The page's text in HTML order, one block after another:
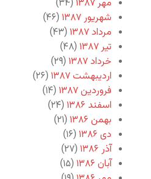
مهر ۱۳۸۷
(۳۴)
شهریور ۱۳۸۷
(۴۶)
مرداد ۱۳۸۷
(۴۳)
تیر ۱۳۸۷
(۴۸)
خرداد ۱۳۸۷
(۲۹)
اردیبهشت ۱۳۸۷
(۲۶)
فروردین ۱۳۸۷
(۱۴)
اسفند ۱۳۸۶
(۲۴)
بهمن ۱۳۸۶
(۲۱)
دی ۱۳۸۶
(۱۶)
آذر ۱۳۸۶
(۲۷)
آبان ۱۳۸۶
(۱۵)